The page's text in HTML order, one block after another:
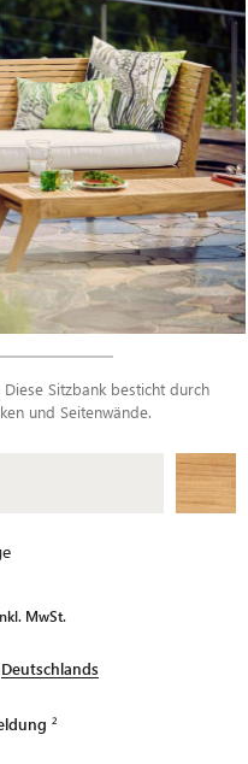
Sitzbank besticht durch
und Seitenwände.
MwSt.
Deutschlands